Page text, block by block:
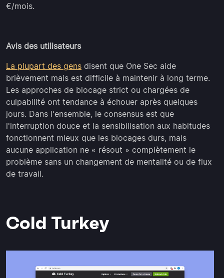
€/mois.
Avis des utilisateurs
La plupart des gens disent que One Sec aide
brièvement mais est difficile à maintenir à long terme.
Les approches de blocage strict ou chargées de
culpabilité ont tendance à échouer après quelques
jours. Dans l'ensemble, le consensus est que
l'interruption douce et la sensibilisation aux habitudes
fonctionnent mieux que les blocages durs, mais
aucune application ne « résout » complètement le
problème sans un changement de mentalité ou de flux
de travail.
Cold Turkey